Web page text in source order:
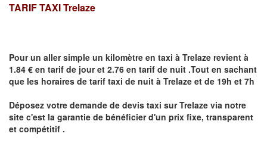
TARIF TAXI Trelaze
Pour un aller simple un kilomètre en taxi à Trelaze revient à
1.84 € en tarif de jour et 2.76 en tarif de nuit .Tout en sachant
que les horaires de tarif taxi de nuit à Trelaze et de 19h et 7h
Déposez votre demande de devis taxi surTrelaze via notre
site c'est la garantie de bénéficier d'un prix fixe, transparent
et compétitif .